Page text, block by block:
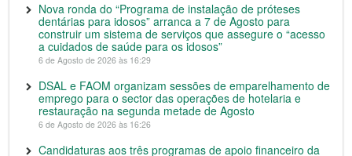
Nova ronda do “Programa de instalação de próteses
dentárias para idosos” arranca a 7 de Agosto para
construir um sistema de serviços que assegure o “acesso
a cuidados de saúde para os idosos”
6 de Agosto de 2026 às 16:29
DSAL e FAOM organizam sessões de emparelhamento de
emprego para o sector das operações de hotelaria e
restauração na segunda metade de Agosto
6 de Agosto de 2026 às 16:26
Candidaturas aos três programas de apoio financeiro da